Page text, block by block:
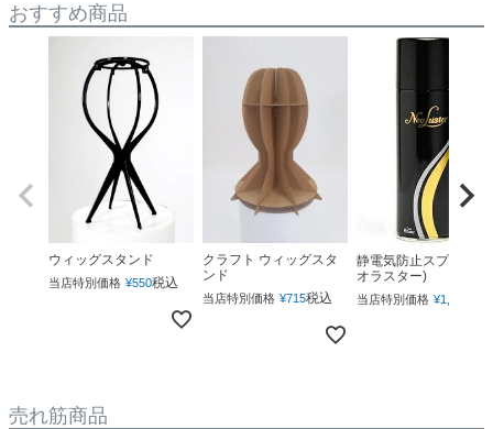
おすすめ商品
ウィッグスタンド
当店特別価格 ¥550税込
クラフト ウィッグスタ
ンド
当店特別価格 ¥715税込
静電気防止スプレー(ネ
オラスター)
当店特別価格 ¥1,760
売れ筋商品